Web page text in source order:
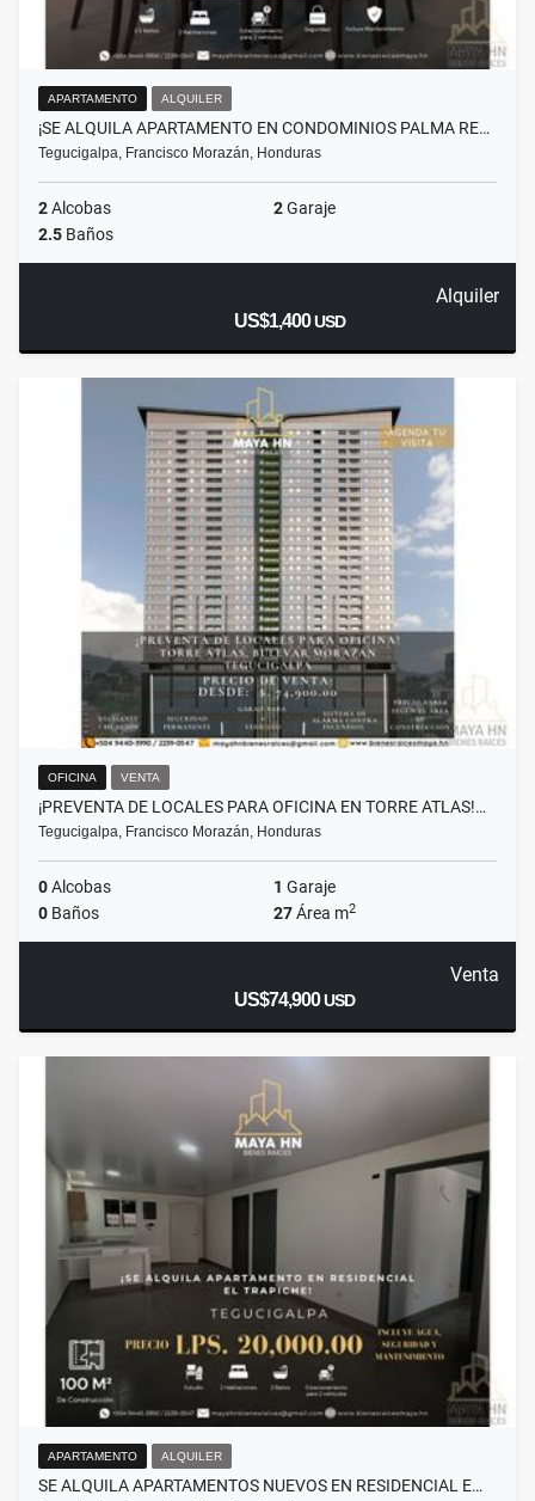
APARTAMENTO ALQUILER
¡SE ALQUILA APARTAMENTO EN CONDOMINIOS PALMA RE…
Tegucigalpa, Francisco Morazán, Honduras
2Alcobas 2Garaje
2.5 Baños
Alquiler
US$1,400USD
OFICINA VENTA
¡PREVENTA DE LOCALES PARA OFICINA EN TORRE ATLAS!…
Tegucigalpa, Francisco Morazán, Honduras
0Alcobas 1 Garaje
0 Baños 27Área m2
Venta
US$74,900USD
APARTAMENTO ALQUILER
SE ALQUILA APARTAMENTOS NUEVOS EN RESIDENCIAL E…